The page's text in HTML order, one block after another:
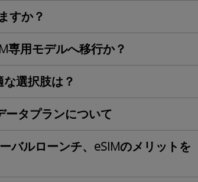
すか？
専用モデルへ移行か？
選択肢は？
ータプランについて
バルローンチ、eSIMのメリットを